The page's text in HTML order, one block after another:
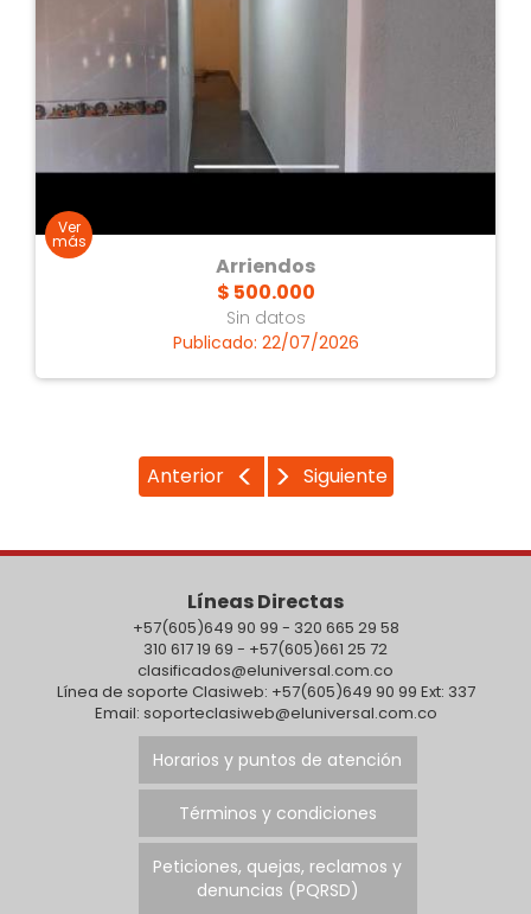
Arriendos
$ 500.000
Sin datos
Publicado: 22/07/2026
Anterior Siguiente
Líneas Directas
+57(605)649 90 99 - 320 665 29 58
310 617 19 69 - +57(605)661 25 72
clasificados@eluniversal.com.co
Línea de soporte Clasiweb: +57(605)649 90 99 Ext: 337
Email: soporteclasiweb@eluniversal.com.co
Horarios y puntos de atención
Términos y condiciones
Peticiones, quejas, reclamos y
denuncias (PQRSD)